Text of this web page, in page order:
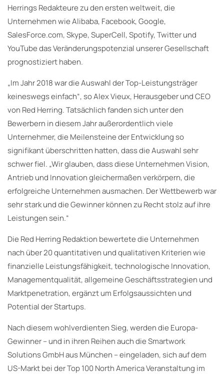
Herrings Redakteure zu den ersten weltweit, die
Unternehmen wie Alibaba, Facebook, Google,
SalesForce.com, Skype, SuperCell, Spotify, Twitter und
YouTube das Veränderungspotenzial unserer Gesellschaft
prognostiziert haben.
„Im Jahr 2018 war die Auswahl der Top-Leistungsträger
keineswegs einfach“, so Alex Vieux, Herausgeber und CEO
von Red Herring. Tatsächlich fanden sich unter den
Bewerbern in diesem Jahr außerordentlich viele
Unternehmer, die Meilensteine der Entwicklung so
signifikant überschritten hatten, dass die Auswahl sehr
schwer fiel. „Wir glauben, dass diese Unternehmen Vision,
Antrieb und Innovation gleichermaßen verkörpern, die
erfolgreiche Unternehmen ausmachen. Der Wettbewerb war
sehr stark und die Gewinner können zu Recht stolz auf ihre
Leistungen sein.“
Die Red Herring Redaktion bewertete die Unternehmen
nach über 20 quantitativen und qualitativen Kriterien wie
finanzielle Leistungsfähigkeit, technologische Innovation,
Managementqualität, allgemeine Geschäftsstrategien und
Marktpenetration, ergänzt um Erfolgsaussichten und
Potential der Startups.
Nach diesem wohlverdienten Sieg, werden die Europa-
Gewinner – und in ihren Reihen auch die Smartwork
Solutions GmbH aus München – eingeladen, sich auf dem
US-Markt bei der Top 100 North America Veranstaltung im